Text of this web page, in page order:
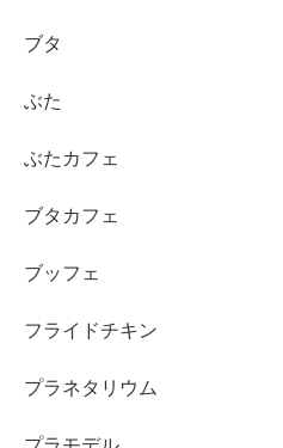
ブタ
ぶた
ぶたカフェ
ブタカフェ
ブッフェ
フライドチキン
プラネタリウム